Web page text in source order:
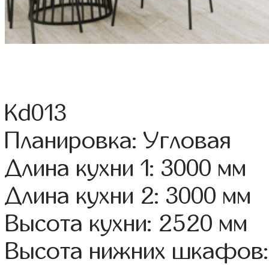
Kd013
Планировка: Угловая
Длина кухни 1: 3000 мм
Длина кухни 2: 3000 мм
Высота кухни: 2520 мм
Высота нижних